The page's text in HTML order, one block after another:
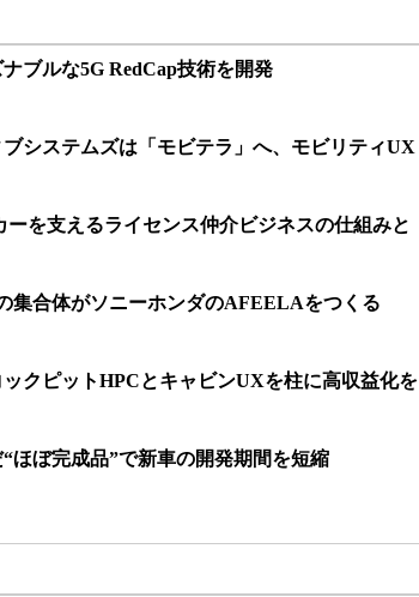
ブルな5G RedCap技術を開発
システムズは「モビテラ」へ、モビリティUX
を支えるライセンス仲介ビジネスの仕組みと
集合体がソニーホンダのAFEELAをつくる
クピットHPCとキャビンUXを柱に高収益化を
ほぼ完成品”で新車の開発期間を短縮